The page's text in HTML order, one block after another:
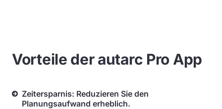
Vorteile der autarc Pro App
Zeitersparnis: Reduzieren Sie den
Planungsaufwand erheblich.